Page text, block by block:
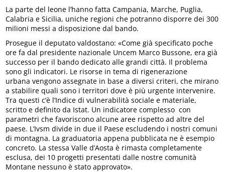
La parte del leone l’hanno fatta Campania, Marche, Puglia,
Calabria e Sicilia, uniche regioni che potranno disporre dei 300
milioni messi a disposizione dal bando.
Prosegue il deputato valdostano: «Come già specificato poche
ore fa dal presidente nazionale Uncem Marco Bussone, era già
successo per il bando dedicato alle grandi città. Il problema
sono gli indicatori. Le risorse in tema di rigenerazione
urbana vengono assegnate in base a diversi criteri, che mirano
a stabilire quali sono i territori dove è più urgente intervenire.
Tra questi c’è l’Indice di vulnerabilità sociale e materiale,
scritto e definito da Istat. Un indicatore complesso con
parametri che favoriscono alcune aree rispetto ad altre del
paese. L’Ivsm divide in due il Paese escludendo i nostri comuni
di montagna. La graduatoria appena pubblicata ne è esempio
concreto. La stessa Valle d’Aosta è rimasta completamente
esclusa, dei 10 progetti presentati dalle nostre comunità
Montane nessuno è stato approvato».